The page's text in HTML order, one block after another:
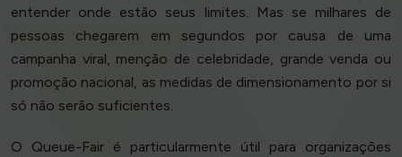
entender onde estão seus limites. Mas se milhares de
pessoas chegarem em segundos por causa de uma
campanha viral, menção de celebridade, grande venda ou
promoção nacional, as medidas de dimensionamento por si
só não serão suficientes.
O Queue-Fair é particularmente útil para organizações